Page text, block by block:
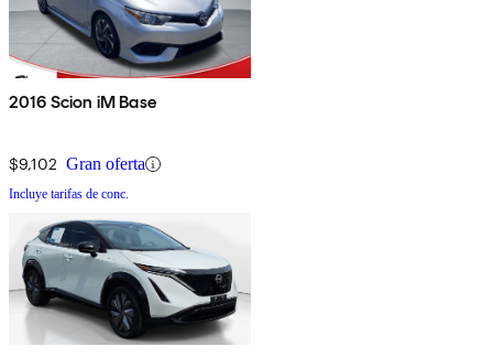
2016 Scion iM Base
$9,102 Gran oferta
Incluye tarifas de conc.